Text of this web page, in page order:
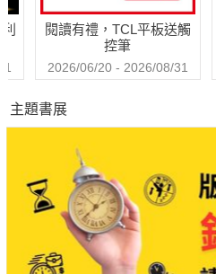
閱讀有禮，TCL平板送觸
控筆
2026/06/20 - 2026/08/31
主題書展